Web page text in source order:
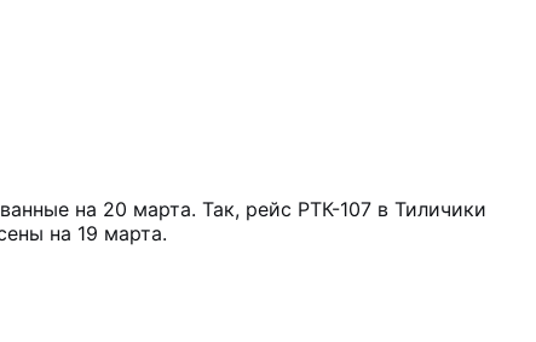
на 20 марта. Так, рейс РТК-107 в Тиличики
на 19 марта.